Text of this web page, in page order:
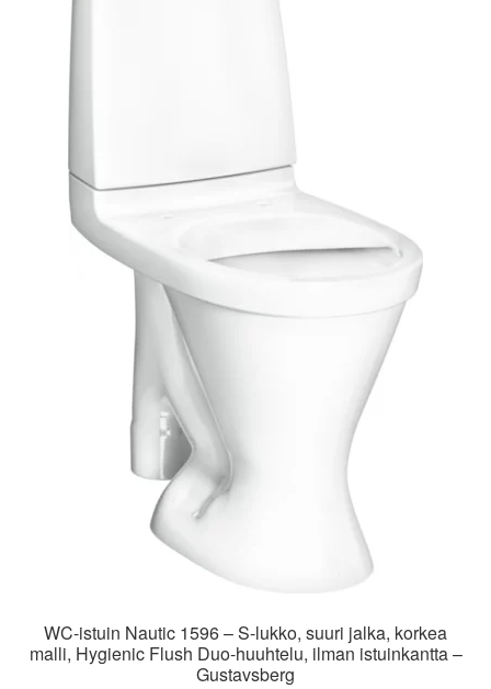
WC-istuin Nautic 1596 – S-lukko, suuri jalka, korkea
malli, Hygienic Flush Duo-huuhtelu, ilman istuinkantta –
Gustavsberg